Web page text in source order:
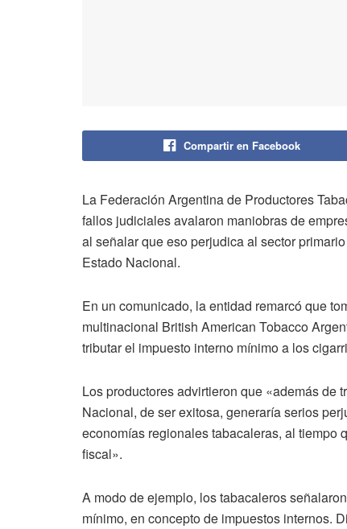
Compartir en Facebook
La Federación Argentina de Productores
fallos judiciales avalaron maniobras de
al señalar que eso perjudica al sector
Estado Nacional.
En un comunicado, la entidad remarcó que
multinacional British American Tobacco
tributar el impuesto interno mínimo a los
Los productores advirtieron que «además de
Nacional, de ser exitosa, generaría serios
economías regionales tabacaleras, al tiempo
fiscal».
A modo de ejemplo, los tabacaleros
mínimo, en concepto de impuestos internos.